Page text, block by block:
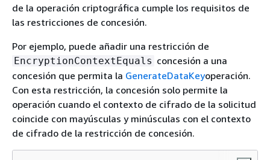
de la operación criptográfica cumple los requisitos de
las restricciones de concesión.
Por ejemplo, puede añadir una restricción de
EncryptionContextEquals concesión a una
concesión que permita la GenerateDataKeyoperación.
Con esta restricción, la concesión solo permite la
operación cuando el contexto de cifrado de la solicitud
coincide con mayúsculas y minúsculas con el contexto
de cifrado de la restricción de concesión.